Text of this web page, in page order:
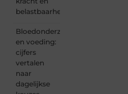
belastbaarheid
Bloedonderzoek
en voeding:
cijfers
vertalen
naar
dagelijkse